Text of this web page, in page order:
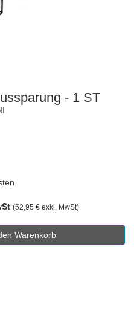
- 1 ST
(52,95 € exkl. MwSt)
Warenkorb